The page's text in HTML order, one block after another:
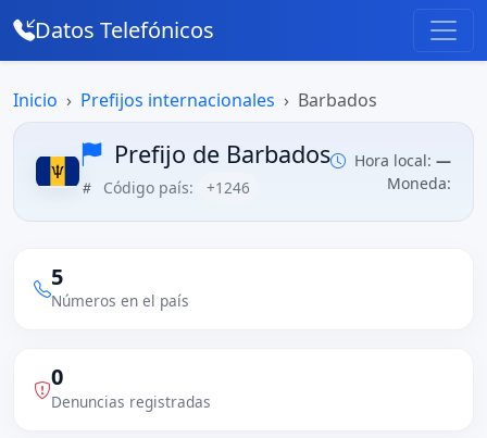
Datos Telefónicos
Inicio Prefijos internacionales Barbados
Prefijo de Barbados
Código país: +1246
Hora local: —
Moneda:
5
Números en el país
0
Denuncias registradas